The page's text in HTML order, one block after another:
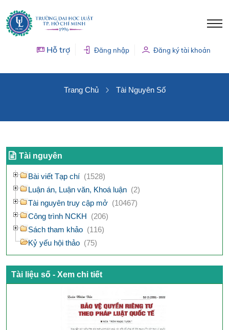
Hỗ trợ Đăng nhập Đăng ký tài khoản
Trang Chủ Tài Nguyên Số
Tài nguyên
Bài viết Tạp chí (1528)
Luận án, Luận văn, Khoá luận (2)
Tài nguyên truy cập mở (10467)
Công trình NCKH (206)
Sách tham khảo (116)
Kỷ yếu hội thảo (75)
Tài liệu số - Xem chi tiết